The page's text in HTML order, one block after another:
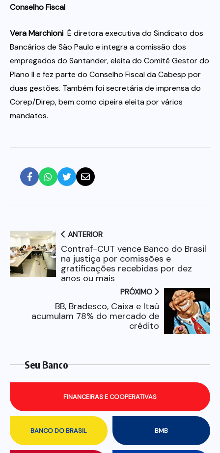
Conselho Fiscal
Vera Marchioni  É diretora executiva do Sindicato dos
Bancários de São Paulo e integra a comissão dos
empregados do Santander, eleita do Comitê Gestor do
Plano II e fez parte do Conselho Fiscal da Cabesp por
duas gestões. Também foi secretária de imprensa do
Corep/Direp, bem como cipeira eleita por vários
mandatos.
ANTERIOR
Contraf-CUT vence Banco do Brasil
na justiça por comissões e
gratificações recebidas por dez
anos ou mais
PRÓXIMO
BB, Bradesco, Caixa e Itaú
acumulam 78% do mercado de
crédito
Seu Banco
BANCO DO BRASIL BMB
FINANCEIRAS E COOPERATIVAS